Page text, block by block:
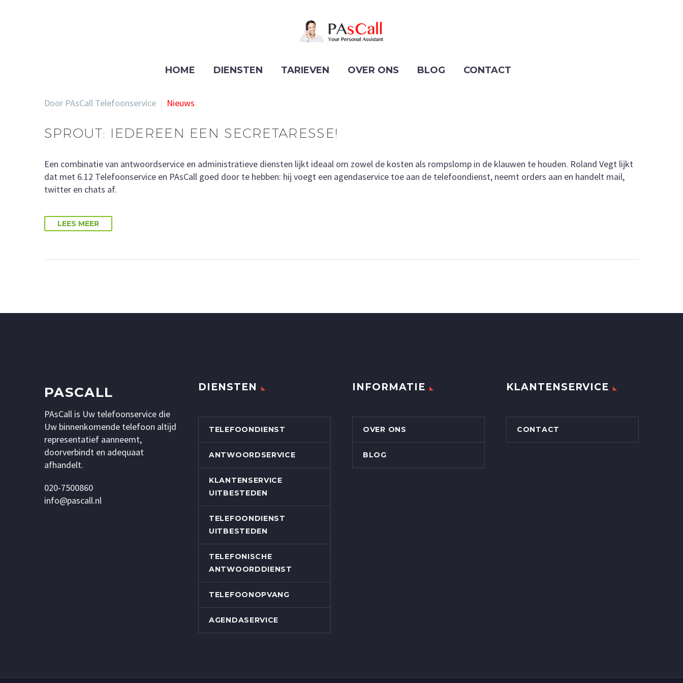
HOME DIENSTEN TARIEVEN OVER ONS BLOG CONTACT
Door PAsCall Telefoonservice Nieuws
SPROUT: IEDEREEN EEN SECRETARESSE!
Een combinatie van antwoordservice en administratieve diensten lijkt ideaal om zowel de kosten als rompslomp in de klauwen te houden. Roland Vegt lijkt
dat met 6.12 Telefoonservice en PAsCall goed door te hebben: hij voegt een agendaservice toe aan de telefoondienst, neemt orders aan en handelt mail,
twitter en chats af.
LEES MEER
PASCALL
PAsCall is Uw telefoonservice die
Uw binnenkomende telefoon altijd
representatief aanneemt,
doorverbindt en adequaat
afhandelt.
020-7500860
info@pascall.nl
DIENSTEN
TELEFOONDIENST
ANTWOORDSERVICE
KLANTENSERVICE
UITBESTEDEN
TELEFOONDIENST
UITBESTEDEN
TELEFONISCHE
ANTWOORDDIENST
TELEFOONOPVANG
AGENDASERVICE
INFORMATIE
OVER ONS
BLOG
KLANTENSERVICE
CONTACT